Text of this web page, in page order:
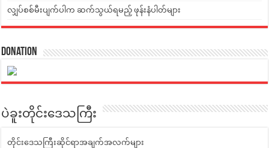
လျှပ်စစ်မီးပျက်ပါက ဆက်သွယ်ရမည့် ဖုန်းနံပါတ်များ
Donation
ပဲခူးတိုင်းဒေသကြီး
တိုင်းဒေသကြီးဆိုင်ရာအချက်အလက်များ